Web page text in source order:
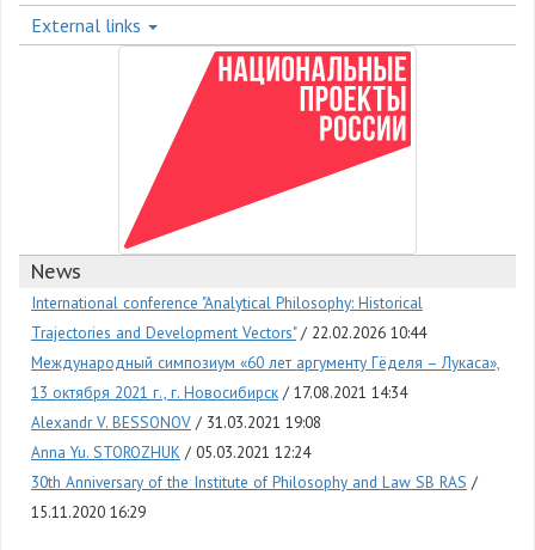
External links
News
International conference "Analytical Philosophy: Historical
Trajectories and Development Vectors"
22.02.2026 10:44
Международный симпозиум «60 лет аргументу Гёделя – Лукаса»,
13 октября 2021 г., г. Новосибирск
17.08.2021 14:34
Alexandr V. BESSONOV
31.03.2021 19:08
Anna Yu. STOROZHUK
05.03.2021 12:24
30th Anniversary of the Institute of Philosophy and Law SB RAS
15.11.2020 16:29